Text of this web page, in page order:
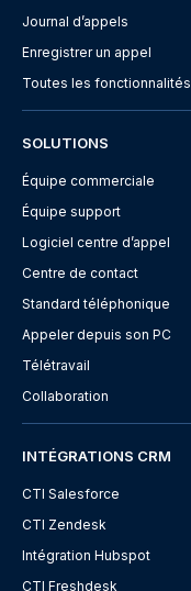
Journal d’appels
Enregistrer un appel
Toutes les fonctionnalités
SOLUTIONS
Équipe commerciale
Équipe support
Logiciel centre d’appel
Centre de contact
Standard téléphonique
Appeler depuis son PC
Télétravail
Collaboration
INTÉGRATIONS CRM
CTI Salesforce
CTI Zendesk
Intégration Hubspot
CTI Freshdesk